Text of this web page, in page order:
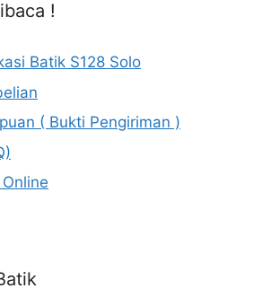
!
Batik S128 Solo
( Bukti Pengiriman )